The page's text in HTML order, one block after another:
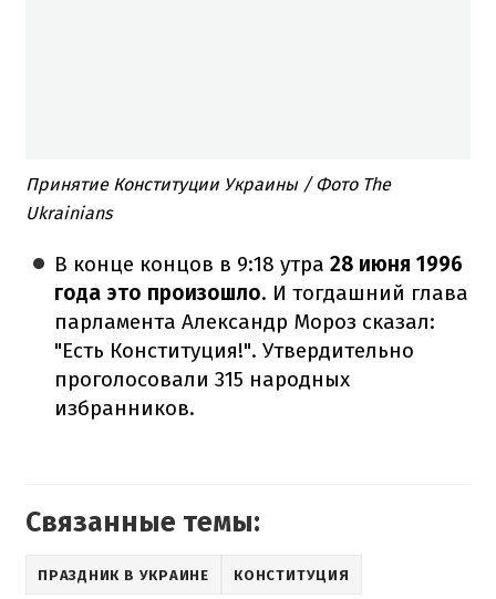
Принятие Конституции Украины / Фото The
Ukrainians
В конце концов в 9:18 утра 28 июня 1996
года это произошло. И тогдашний глава
парламента Александр Мороз сказал:
"Есть Конституция!". Утвердительно
проголосовали 315 народных
избранников.
Связанные темы:
ПРАЗДНИК В УКРАИНЕ КОНСТИТУЦИЯ